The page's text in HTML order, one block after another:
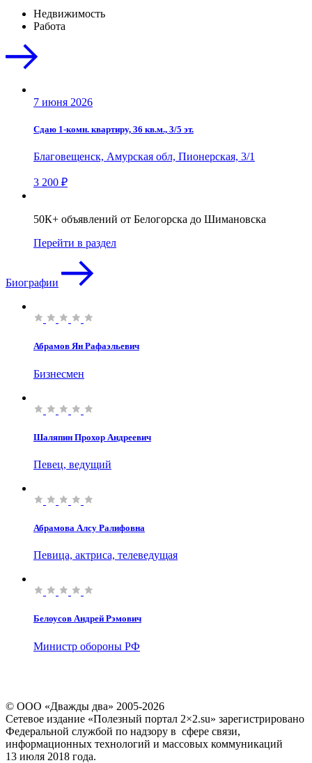
Недвижимость
Работа
7 июня 2026
Сдаю 1-комн. квартиру, 36 кв.м., 3/5 эт.
Благовещенск, Амурская обл, Пионерская, 3/1
3 200 ₽
50К+ объявлений от Белогорска до Шимановска
Перейти в раздел
Биографии
Абрамов Ян Рафаэльевич
Бизнесмен
Шаляпин Прохор Андреевич
Певец, ведущий
Абрамова Алсу Ралифовна
Певица, актриса, телеведущая
Белоусов Андрей Рэмович
Министр обороны РФ
© ООО «Дважды два» 2005-2026
Сетевое издание «Полезный портал 2×2.su» зарегистрировано
Федеральной службой по надзору в сфере связи,
информационных технологий и массовых коммуникаций
13 июля 2018 года.